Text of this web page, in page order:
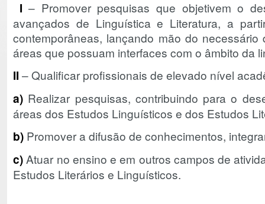
I – Promover pesquisas que objetivem o
avançados de Linguística e Literatura, a
contemporâneas, lançando mão do necessário
áreas que possuam interfaces com o âmbito da
II – Qualificar profissionais de elevado nível
a) Realizar pesquisas, contribuindo para o
áreas dos Estudos Linguísticos e dos Estudos
b) Promover a difusão de conhecimentos,
c)Atuar no ensino e em outros campos de
Estudos Literários e Linguísticos.